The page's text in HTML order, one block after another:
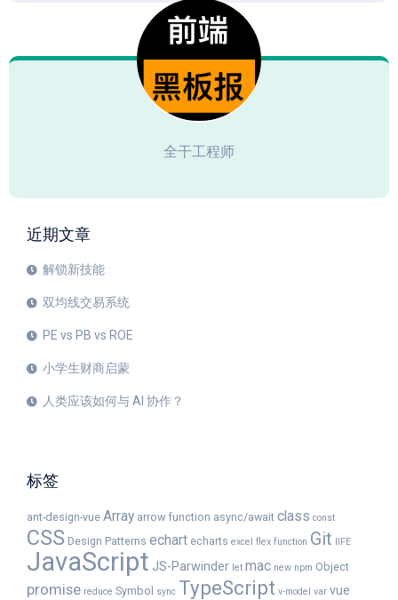
全干工程师
近期文章
解锁新技能
双均线交易系统
PE vs PB vs ROE
小学生财商启蒙
人类应该如何与 AI 协作？
标签
ant-design-vue Array arrow function async/await class const
CSS Design Patterns echart echarts excel flex function Git IIFE
JavaScript JS-Parwinder let mac new npm Object
promise reduce Symbol sync TypeScript v-model var vue